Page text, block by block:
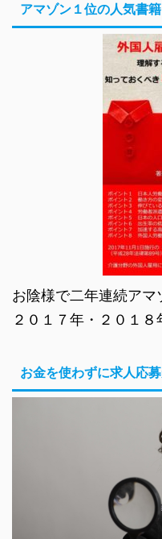
アマゾン１位の人気書籍
お陰様で二年連続アマ
２０１７年・２０１８
お金を使わずに求人応